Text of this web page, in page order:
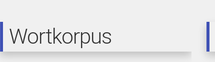
Wortkorpus